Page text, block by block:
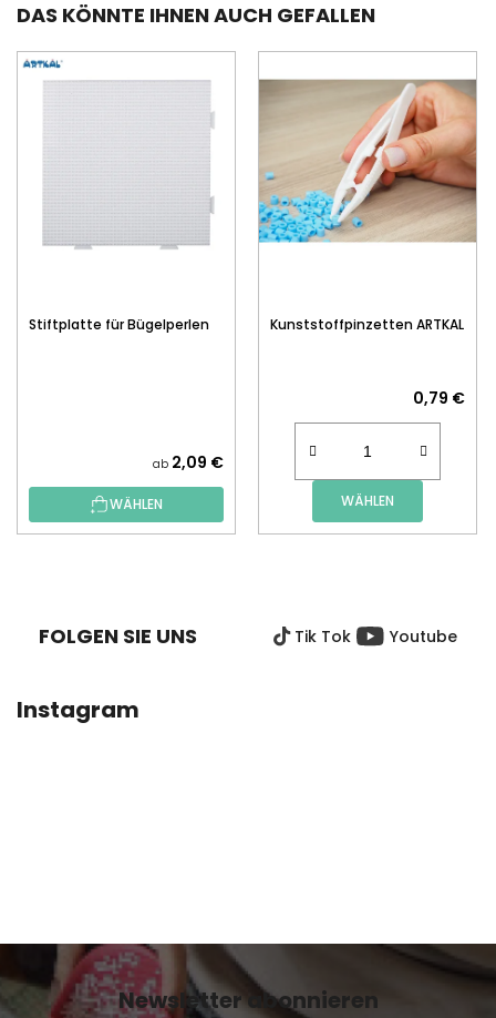
DAS KÖNNTE IHNEN AUCH GEFALLEN
Stiftplatte für Bügelperlen
ab 2,09 €
WÄHLEN
Kunststoffpinzetten ARTKAL
0,79 €
WÄHLEN
FOLGEN SIE UNS Tik Tok Youtube
Instagram
Newsletter abonnieren